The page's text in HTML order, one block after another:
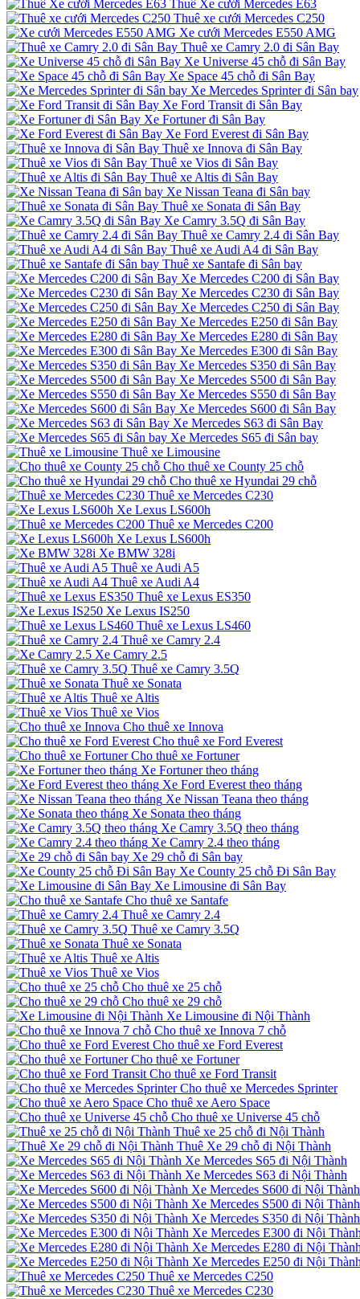
Thuê Xe cưới Mercedes E63
Thuê xe cưới Mercedes C250
Xe cưới Mercedes E550 AMG
Thuê xe Camry 2.0 đi Sân Bay
Xe Universe 45 chỗ đi Sân Bay
Xe Space 45 chỗ đi Sân Bay
Xe Mercedes Sprinter đi Sân bay
Xe Ford Transit đi Sân Bay
Xe Fortuner đi Sân Bay
Xe Ford Everest đi Sân Bay
Thuê xe Innova đi Sân Bay
Thuê xe Vios đi Sân Bay
Thuê xe Altis đi Sân Bay
Xe Nissan Teana đi Sân bay
Thuê xe Sonata đi Sân Bay
Xe Camry 3.5Q đi Sân Bay
Thuê xe Camry 2.4 đi Sân Bay
Thuê xe Audi A4 đi Sân Bay
Thuê xe Santafe đi Sân bay
Xe Mercedes C200 đi Sân Bay
Xe Mercedes C230 đi Sân Bay
Xe Mercedes C250 đi Sân Bay
Xe Mercedes E250 đi Sân Bay
Xe Mercedes E280 đi Sân Bay
Xe Mercedes E300 đi Sân Bay
Xe Mercedes S350 đi Sân Bay
Xe Mercedes S500 đi Sân Bay
Xe Mercedes S550 đi Sân Bay
Xe Mercedes S600 đi Sân Bay
Xe Mercedes S63 đi Sân Bay
Xe Mercedes S65 đi Sân bay
Thuê xe Limousine
Cho thuê xe County 25 chỗ
Cho thuê xe Hyundai 29 chỗ
Thuê xe Mercedes C230
Xe Lexus LS600h
Thuê xe Mercedes C200
Xe Lexus LS600h
Xe BMW 328i
Thuê xe Audi A5
Thuê xe Audi A4
Thuê xe Lexus ES350
Xe Lexus IS250
Thuê xe Lexus LS460
Thuê xe Camry 2.4
Xe Camry 2.5
Thuê xe Camry 3.5Q
Thuê xe Sonata
Thuê xe Altis
Thuê xe Vios
Cho thuê xe Innova
Cho thuê xe Ford Everest
Cho thuê xe Fortuner
Xe Fortuner theo tháng
Xe Ford Everest theo tháng
Xe Nissan Teana theo tháng
Xe Sonata theo tháng
Xe Camry 3.5Q theo tháng
Xe Camry 2.4 theo tháng
Xe 29 chỗ đi Sân bay
Xe County 25 chỗ Đi Sân Bay
Xe Limousine đi Sân Bay
Cho thuê xe Santafe
Thuê xe Camry 2.4
Thuê xe Camry 3.5Q
Thuê xe Sonata
Thuê xe Altis
Thuê xe Vios
Cho thuê xe 25 chỗ
Cho thuê xe 29 chỗ
Xe Limousine đi Nội Thành
Cho thuê xe Innova 7 chỗ
Cho thuê xe Ford Everest
Cho thuê xe Fortuner
Cho thuê xe Ford Transit
Cho thuê xe Mercedes Sprinter
Cho thuê xe Aero Space
Cho thuê xe Universe 45 chỗ
Thuê xe 25 chỗ đi Nội Thành
Thuê Xe 29 chỗ đi Nội Thành
Xe Mercedes S65 đi Nội Thành
Xe Mercedes S63 đi Nội Thành
Xe Mercedes S600 đi Nội Thành
Xe Mercedes S500 đi Nội Thành
Xe Mercedes S350 đi Nội Thành
Xe Mercedes E300 đi Nội
Xe Mercedes E280 đi Nội
Xe Mercedes E250 đi Nội
Thuê xe Mercedes C250
Thuê xe Mercedes C230